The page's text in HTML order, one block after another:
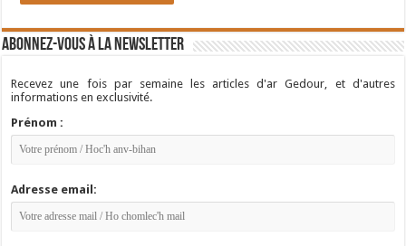
Abonnez-vous à la newsletter
Recevez une fois par semaine les articles d'ar Gedour, et d'autres
informations en exclusivité.
Prénom :
Adresse email: